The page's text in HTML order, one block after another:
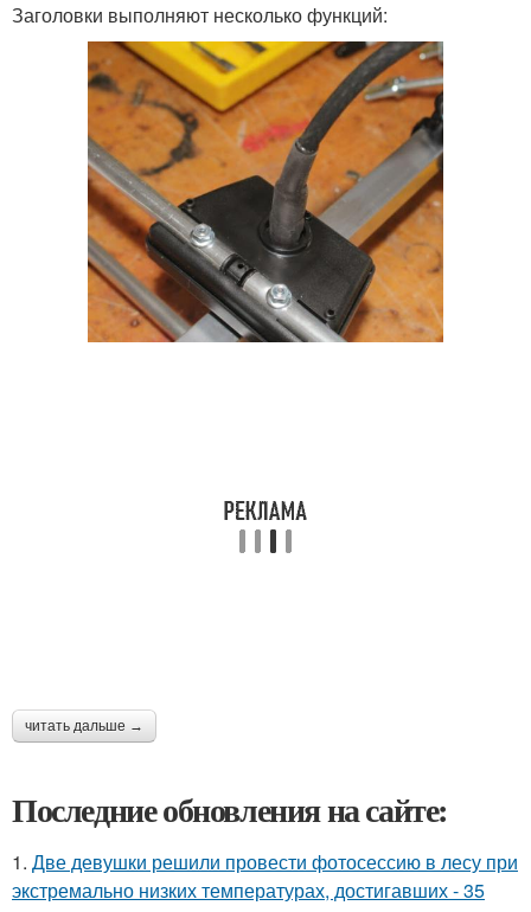
Заголовки выполняют несколько функций:
читать дальше →
Последние обновления на сайте:
1. Две девушки решили провести фотосессию в лесу при
экстремально низких температурах, достигавших - 35